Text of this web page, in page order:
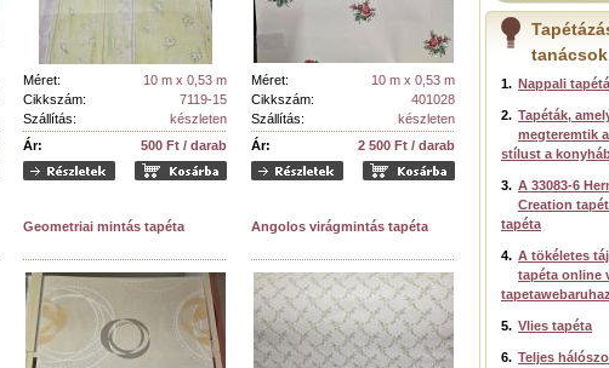
tanácsok
1. Nappali
2. Tapéták,
megteremtik
stílust a
3. A 33083-6
Creation
tapéta
4. A tökéletes
tapéta online
5. Vlies tapéta
6. Teljes
Méret:
10 m x 0,53 m
Cikkszám:
7119-15
Szállítás:
készleten
Ár:
500 Ft / darab
Méret:
10 m x 0,53 m
Cikkszám:
401028
Szállítás:
készleten
Ár:
2 500 Ft / darab
Geometriai mintás tapéta Angolos virágmintás tapéta